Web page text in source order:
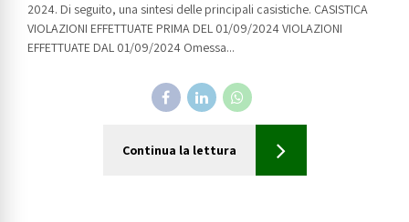
2024. Di seguito, una sintesi delle principali casistiche. CASISTICA
VIOLAZIONI EFFETTUATE PRIMA DEL 01/09/2024 VIOLAZIONI
EFFETTUATE DAL 01/09/2024 Omessa...
Continua la lettura